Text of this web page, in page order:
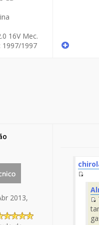
16V Mec.
1997/1997
2013,
del